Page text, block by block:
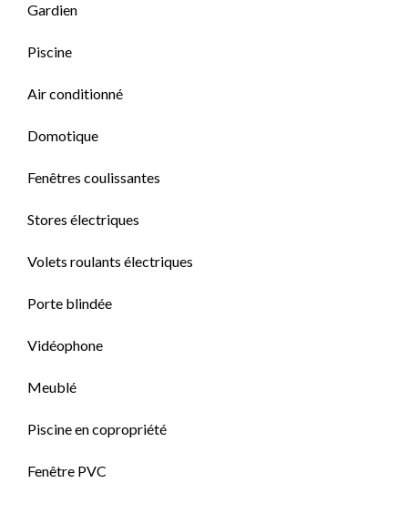
Gardien
Piscine
Air conditionné
Domotique
Fenêtres coulissantes
Stores électriques
Volets roulants électriques
Porte blindée
Vidéophone
Meublé
Piscine en copropriété
Fenêtre PVC